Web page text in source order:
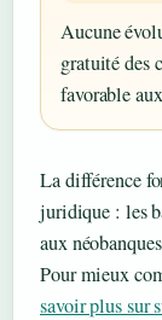
Aucune
gratuité des
favorable
La différence
juridique : les
aux
Pour mieux
savoir plus sur